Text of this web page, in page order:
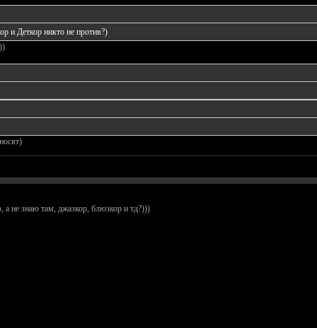
и Деткор никто не против?)
не знаю там, джазкор, блюзкор и тд?)))